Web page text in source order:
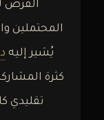
الفرص
المحتملين
يُشير إليه
كثرة
تقليدي